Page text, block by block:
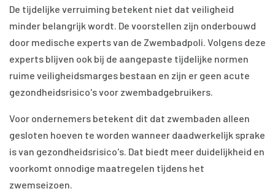
De tijdelijke verruiming betekent niet dat veiligheid
minder belangrijk wordt. De voorstellen zijn onderbouwd
door medische experts van de Zwembadpoli. Volgens deze
experts blijven ook bij de aangepaste tijdelijke normen
ruime veiligheidsmarges bestaan en zijn er geen acute
gezondheidsrisico's voor zwembadgebruikers.
Voor ondernemers betekent dit dat zwembaden alleen
gesloten hoeven te worden wanneer daadwerkelijk sprake
is van gezondheidsrisico's. Dat biedt meer duidelijkheid en
voorkomt onnodige maatregelen tijdens het
zwemseizoen.